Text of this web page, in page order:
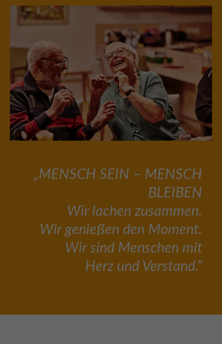
„MENSCH SEIN – MENSCH
BLEIBEN
Wir lachen zusammen.
Wir genießen den Moment.
Wir sind Menschen mit
Herz und Verstand.“